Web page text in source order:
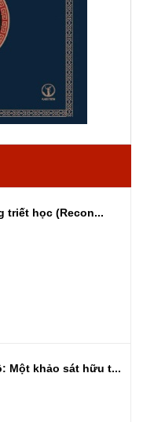
triết học (Recon...
Một khảo sát hữu t...